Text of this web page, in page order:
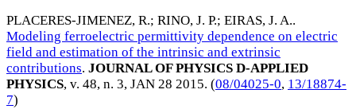
PLACERES-JIMENEZ, R.; RINO, J. P.; EIRAS, J. A..
Modeling ferroelectric permittivity dependence on electric
field and estimation of the intrinsic and extrinsic
contributions. JOURNAL OF PHYSICS D-APPLIED
PHYSICS, v. 48, n. 3, JAN 28 2015. (08/04025-0, 13/18874-
7)